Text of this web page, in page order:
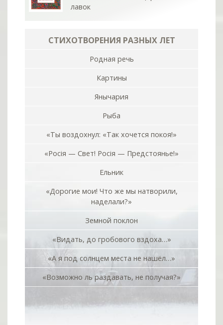
лавок
СТИХОТВОРЕНИЯ РАЗНЫХ ЛЕТ
Родная речь
Картины
Янычария
Рыба
«Ты воздохнул: «Так хочется покоя!»
«Росiя — Свет! Росiя — Предстоянье!»
Ельник
«Дорогие мои! Что же мы натворили,
наделали?»
Земной поклон
«Видать, до гробового вздоха…»
«А я под солнцем места не нашёл…»
«Возможно ль раздавать, не получая?»